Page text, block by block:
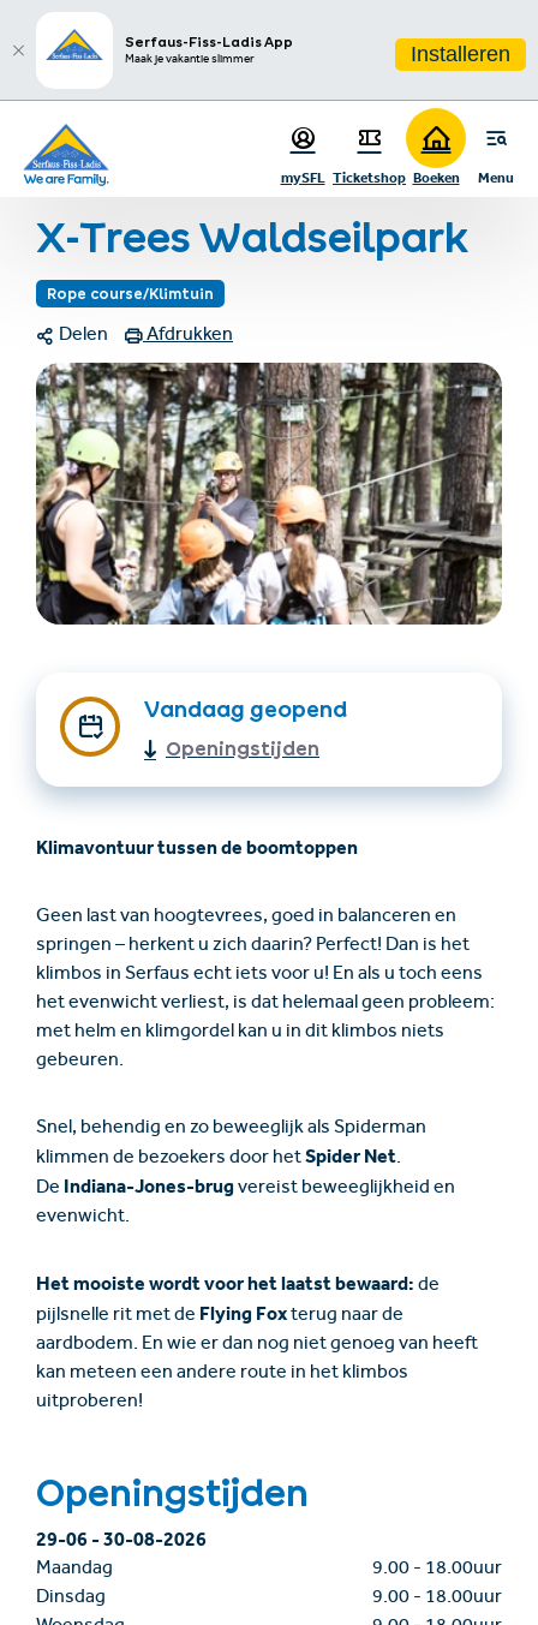
Serfaus-Fiss-Ladis App
Maak je vakantie slimmer Installeren
Ga naar hoofdinhoud
Ga naar inhoudsopgave
Ga naar hoofdnavigatie
sr.table-of-contents
Meer informatie
Fotogalerij
Links & documenten
Contact
Infos & Highlights
Menu
mySFL Ticketshop Boeken
Nederlands
+43/5476/6239
info@serfaus-fiss-ladis.at
Startpagina
Restaurants, winkels & meer
X-Trees Waldseilpark
X-Trees Waldseilpark
Rope course/Klimtuin
Delen Afdrukken
Vandaag geopend
Openingstijden
Klimavontuur tussen de boomtoppen
Geen last van hoogtevrees, goed in balanceren en
springen – herkent u zich daarin? Perfect! Dan is het
klimbos in Serfaus echt iets voor u! En als u toch eens
het evenwicht verliest, is dat helemaal geen probleem:
met helm en klimgordel kan u in dit klimbos niets
gebeuren.
Snel, behendig en zo beweeglijk als Spiderman
klimmen de bezoekers door hetSpider Net.
De Indiana-Jones-brugvereist beweeglijkheid en
evenwicht.
Het mooiste wordt voor het laatst bewaard: de
pijlsnelle rit met de Flying Foxterug naar de
aardbodem. En wie er dan nog niet genoeg van heeft
kan meteen een andere route in het klimbos
uitproberen!
Openingstijden
29-06-30-08-2026
Maandag 9.00 - 18.00uur
Dinsdag
9.00 - 18.00uur